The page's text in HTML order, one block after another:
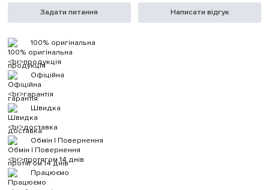
Задати питання Написати відгук
100% оригінальна
продукція
Офіційна
гарантія
Швидка
доставка
Обмін | Повернення
протягом 14 днів
Працюємо